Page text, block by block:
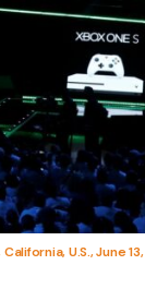
U.S., June 13,